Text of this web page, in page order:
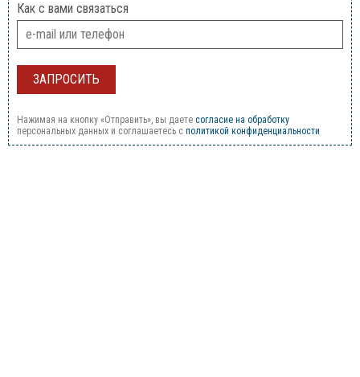
Как с вами связаться
Нажимая на кнопку «Отправить», вы даете согласие на обработку
персональных данных и соглашаетесь c политикой конфиденциальности